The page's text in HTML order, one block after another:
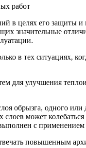
в целях его защиты
значительные
в тех ситуациях,
для улучшения
обрызга, одного или
может
с применением
повышенным